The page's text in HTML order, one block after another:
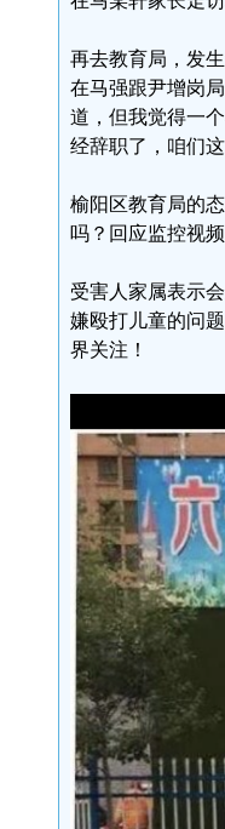
再去教育局，发
在马强跟尹增岗
道，但我觉得一
经辞职了，咱们
榆阳区教育局的
吗？回应监控视
受害人家属表示
嫌殴打儿童的问
界关注！